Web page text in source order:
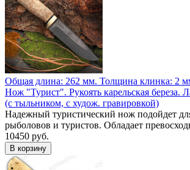
Общая длина: 262 мм. Толщина клинка: 2
Нож "Турист". Рукоять карельская береза.
(с тыльником, с худож. гравировкой)
Надежный туристический нож подойдет
рыболовов и туристов. Обладает
10450 руб.